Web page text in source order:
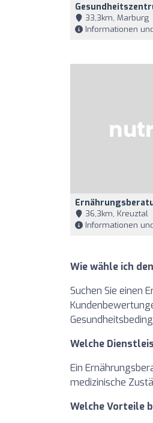
33,3km, Marburg
Informationen
36,3km, Kreuztal
Informationen
Wie wähle ich
Suchen Sie einen
Welche
Ein
medizinische
Welche Vorteile